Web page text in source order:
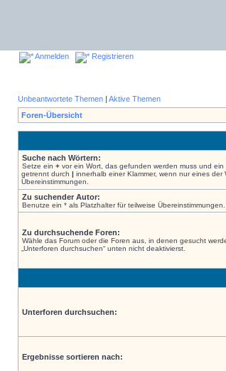
Anmelden Registrieren
Unbeantwortete Themen | Aktive Themen
Foren-Übersicht
Suche nach Wörtern:
Setze ein + vor ein Wort, das gefunden werden muss und ein
getrennt durch | innerhalb einer Klammer, wenn nur eines
Übereinstimmungen.
Zu suchender Autor:
Benutze ein * als Platzhalter für teilweise Übereinstimmungen.
Zu durchsuchende Foren:
Wähle das Forum oder die Foren aus, in denen gesucht
„Unterforen durchsuchen“ unten nicht deaktivierst.
Unterforen durchsuchen:
Ergebnisse sortieren nach: